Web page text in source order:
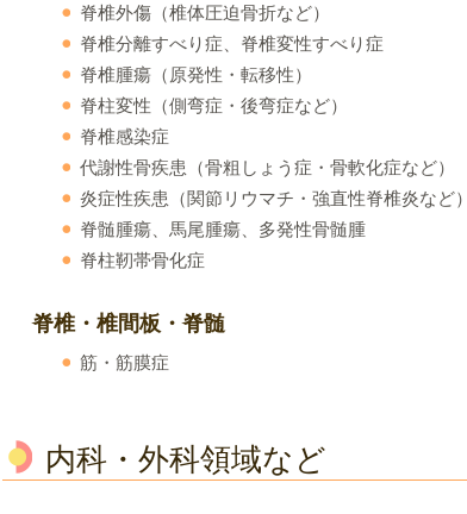
脊椎外傷 （椎体圧迫骨折など）
脊椎分離すべり症、脊椎変性すべり症
脊椎腫瘍（原発性・転移性）
脊柱変性（側弯症・後弯症など）
脊椎感染症
代謝性骨疾患（骨粗しょう症・骨軟化症など）
炎症性疾患（関節リウマチ・強直性脊椎炎など
脊髄腫瘍、馬尾腫瘍、多発性骨髄腫
脊柱靭帯骨化症
脊椎・椎間板・脊髄
筋・筋膜症
内科・外科領域など